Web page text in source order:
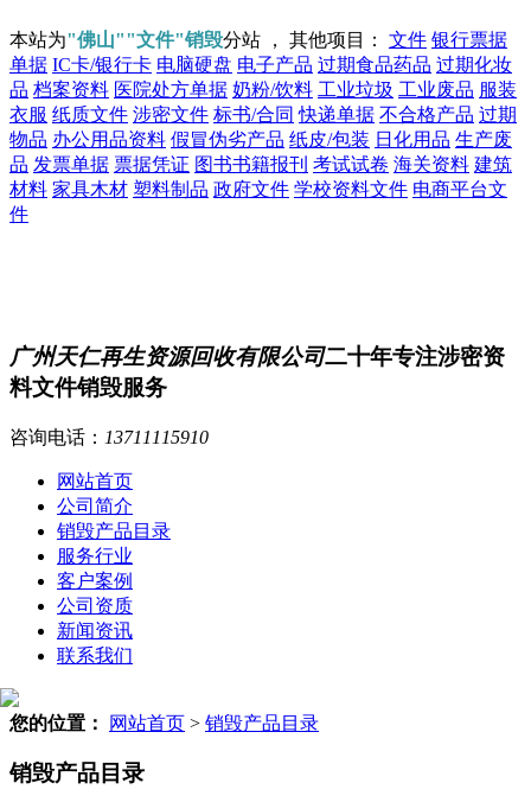
本站为"佛山""文件"销毁分站 ， 其他项目： 文件 银行票据
单据 IC卡/银行卡 电脑硬盘 电子产品 过期食品药品 过期化妆
品 档案资料 医院处方单据 奶粉/饮料 工业垃圾 工业废品 服装
衣服 纸质文件 涉密文件 标书/合同 快递单据 不合格产品 过期
物品 办公用品资料 假冒伪劣产品 纸皮/包装 日化用品 生产废
品 发票单据 票据凭证 图书书籍报刊 考试试卷 海关资料 建筑
材料 家具木材 塑料制品 政府文件 学校资料文件 电商平台文
件
广州天仁再生资源回收有限公司二十年专注涉密资
料文件销毁服务
咨询电话： 13711115910
网站首页
公司简介
销毁产品目录
服务行业
客户案例
公司资质
新闻资讯
联系我们
您的位置： 网站首页 > 销毁产品目录
销毁产品目录